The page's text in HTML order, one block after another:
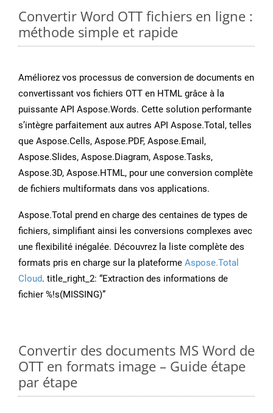
Convertir Word OTT fichiers en ligne :
méthode simple et rapide
Améliorez vos processus de conversion de documents en
convertissant vos fichiers OTT en HTML grâce à la
puissante API Aspose.Words. Cette solution performante
s’intègre parfaitement aux autres API Aspose.Total, telles
que Aspose.Cells, Aspose.PDF, Aspose.Email,
Aspose.Slides, Aspose.Diagram, Aspose.Tasks,
Aspose.3D, Aspose.HTML, pour une conversion complète
de fichiers multiformats dans vos applications.
Aspose.Total prend en charge des centaines de types de
fichiers, simplifiant ainsi les conversions complexes avec
une flexibilité inégalée. Découvrez la liste complète des
formats pris en charge sur la plateforme Aspose.Total
Cloud. title_right_2: “Extraction des informations de
fichier %!s(MISSING)”
Convertir des documents MS Word de
OTT en formats image – Guide étape
par étape